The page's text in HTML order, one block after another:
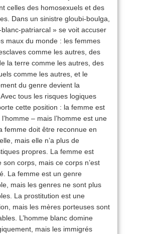
celles des homosexuels et des
Dans un sinistre gloubi-boulga,
blanc-patriarcal » se voit accuser
maux du monde : les femmes
comme les autres, des
la terre comme les autres, des
comme les autres, et le
du genre devient la
tous les risques logiques
cette position : la femme est
l’homme – mais l’homme est une
femme doit être reconnue en
mais elle n’a plus de
propres. La femme est
son corps, mais ce corps n’est
La femme est un genre
mais les genres ne sont plus
La prostitution est une
mais les mères porteuses sont
L’homme blanc domine
mais les immigrés